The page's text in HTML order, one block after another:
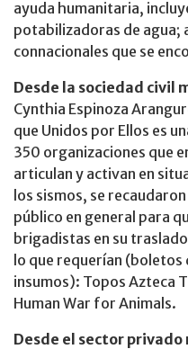
ayuda humanitaria,
potabilizadoras de agua;
connacionales que se
Desde la sociedad civil
Cynthia Espinoza
que Unidos por Ellos es
350 organizaciones que
articulan y activan en
los sismos, se
público en general para
brigadistas en su
lo que requerían
insumos): Topos Azteca
Human War for Animals.
Desde el sector